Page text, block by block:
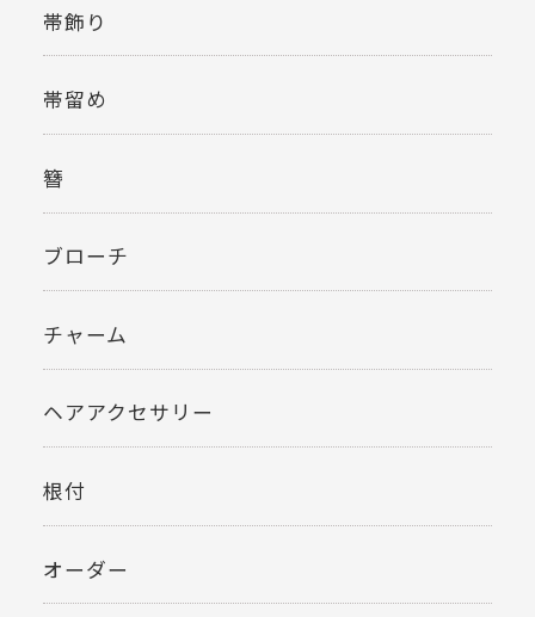
帯飾り
帯留め
簪
ブローチ
チャーム
ヘアアクセサリー
根付
オーダー